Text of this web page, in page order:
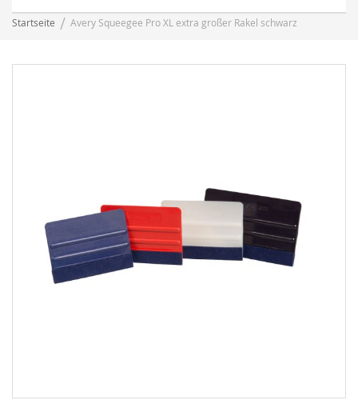
Startseite Avery Squeegee Pro XL extra großer Rakel schwarz